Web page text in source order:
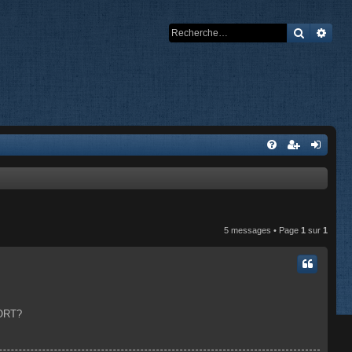
5 messages • Page 1 sur 1